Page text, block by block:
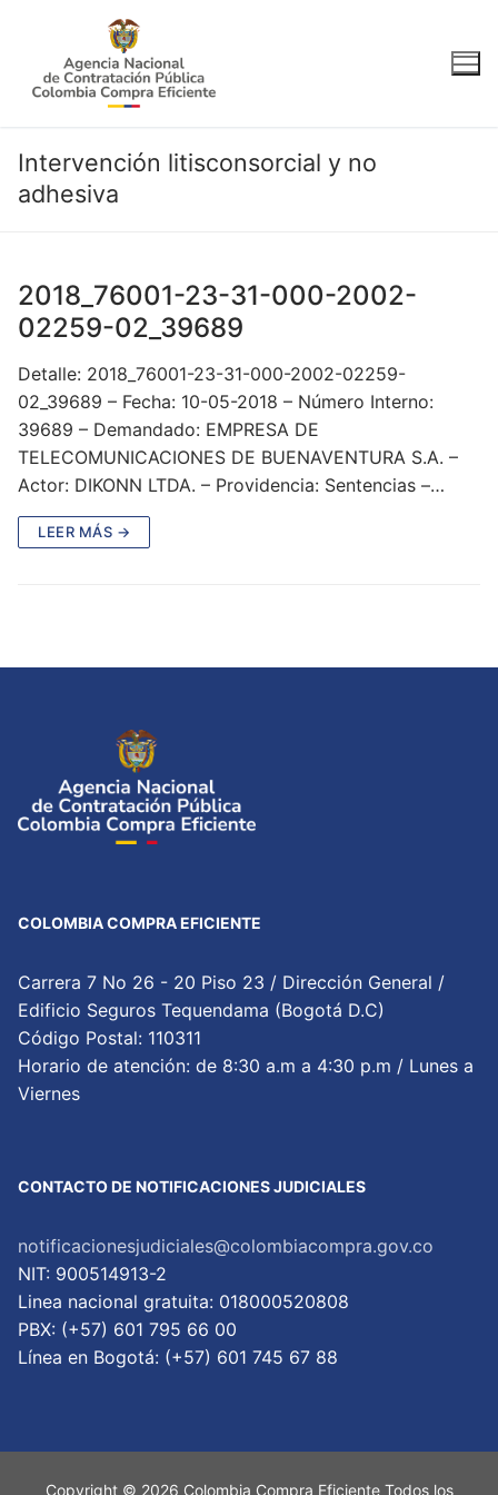
contenido
Intervención litisconsorcial y no
adhesiva
2018_76001-23-31-000-2002-
02259-02_39689
Detalle: 2018_76001-23-31-000-2002-02259-
02_39689 – Fecha: 10-05-2018 – Número Interno:
39689 – Demandado: EMPRESA DE
TELECOMUNICACIONES DE BUENAVENTURA S.A. –
Actor: DIKONN LTDA. – Providencia: Sentencias –…
LEER MÁS →
COLOMBIA COMPRA EFICIENTE
Carrera 7 No 26 - 20 Piso 23 / Dirección General /
Edificio Seguros Tequendama (Bogotá D.C)
Código Postal: 110311
Horario de atención: de 8:30 a.m a 4:30 p.m / Lunes a
Viernes
CONTACTO DE NOTIFICACIONES JUDICIALES
notificacionesjudiciales@colombiacompra.gov.co
NIT: 900514913-2
Linea nacional gratuita: 018000520808
PBX: (+57) 601 795 66 00
Lí­nea en Bogotá: (+57) 601 745 67 88
Copyright © 2026 Colombia Compra Eficiente Todos los